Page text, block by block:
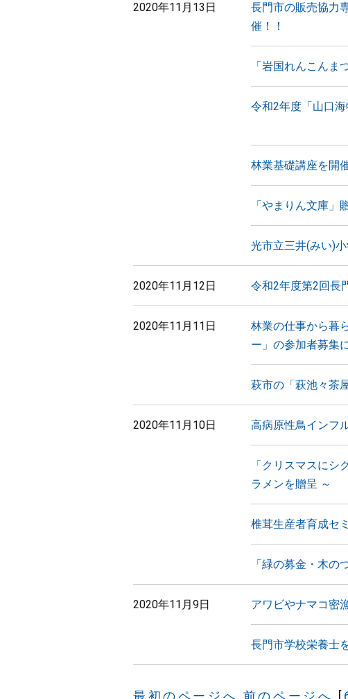
2020年11月13日
長門市の販売協力
催！！
「岩国れんこんま
令和2年度「山口
林業基礎講座を開
「やまりん文庫」
光市立三井(みい)
2020年11月12日 令和2年度第2回長
2020年11月11日
林業の仕事から暮
ー」の参加者募集
萩市の「萩池々茶
2020年11月10日 高病原性鳥インフ
「クリスマスに
ラメンを贈呈 ～
椎茸生産者育成セ
「緑の募金・木の
2020年11月9日 アワビやナマコ密
長門市学校栄養士
最初のページへ 前のページへ [